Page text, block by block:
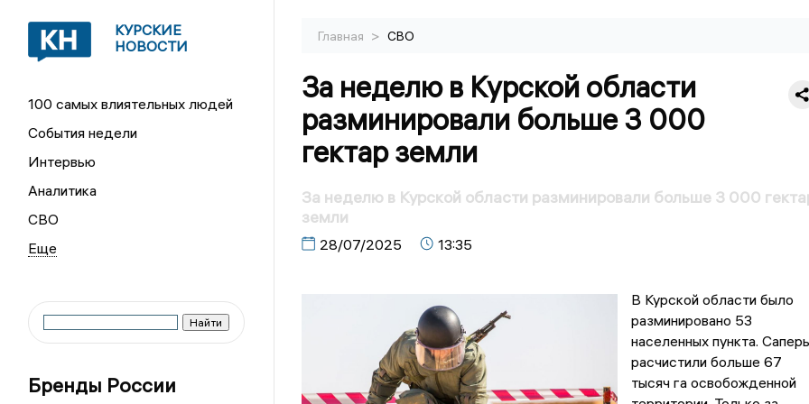
КУРСКИЕ
НОВОСТИ
100 самых влиятельных людей
События недели
Интервью
Аналитика
СВО
Бренды России
Главная > СВО
За неделю в Курской области
разминировали больше 3 000
гектар земли
За неделю в Курской области разминировали больше 3 000
земли
28/07/2025 13:35
В Курской области было
разминировано 53
населенных пункта.
расчистили больше 67
тысяч га освобожденной